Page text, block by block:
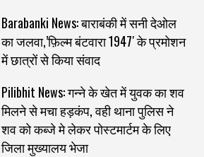
Barabanki News: बाराबंकी में सनी देओल
का जलवा,’फ़िल्म बंटवारा 1947′ के प्रमोशन
में छात्रों से किया संवाद
Pilibhit News: गन्ने के खेत में युवक का शव
मिलने से मचा हड़कंप, वही थाना पुलिस ने
शव को कब्जे मे लेकर पोस्टमार्टम के लिए
जिला मुख्यालय भेजा